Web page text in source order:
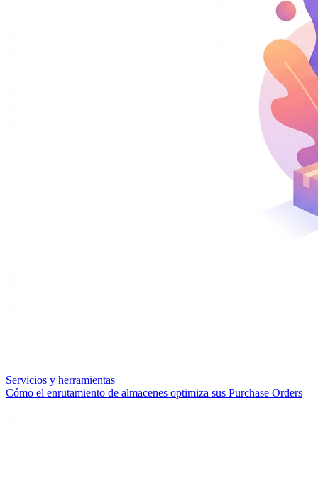
Servicios y herramientas
Cómo el enrutamiento de almacenes optimiza sus Purchase Orders